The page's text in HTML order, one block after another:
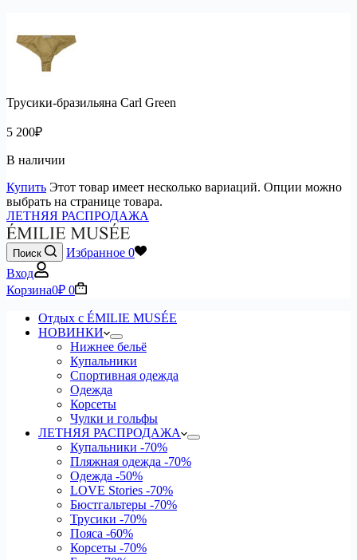
Трусики-бразильяна Carl Green
5 200₽
В наличии
Купить Этот товар имеет несколько вариаций. Опции можно
выбрать на странице товара.
ЛЕТНЯЯ РАСПРОДАЖА
Поиск Избранное 0
Вход
Корзина0₽ 0
Отдых с ÉMILIE MUSÉE
НОВИНКИ
Нижнее бельё
Купальники
Спортивная одежда
Одежда
Корсеты
Чулки и гольфы
ЛЕТНЯЯ РАСПРОДАЖА
Купальники -70%
Пляжная одежда -70%
Одежда -50%
LOVE Stories -70%
Бюстгальтеры -70%
Трусики -70%
Пояса -60%
Корсеты -70%